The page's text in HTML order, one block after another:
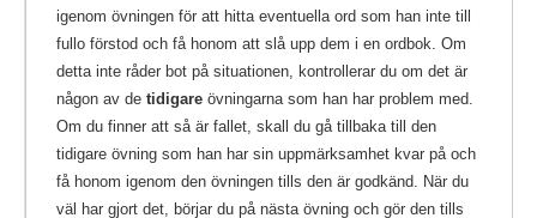
igenom övningen för att hitta eventuella ord som han inte till
fullo förstod och få honom att slå upp dem i en ordbok. Om
detta inte råder bot på situationen, kontrollerar du om det är
någon av de tidigare övningarna som han har problem med.
Om du finner att så är fallet, skall du gå tillbaka till den
tidigare övning som han har sin uppmärksamhet kvar på och
få honom igenom den övningen tills den är godkänd. När du
väl har gjort det, börjar du på nästa övning och gör den tills